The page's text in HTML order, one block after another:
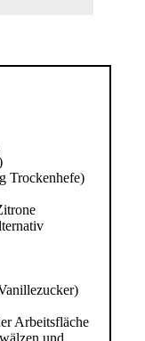
Trockenhefe)
Arbeitsfläche
und